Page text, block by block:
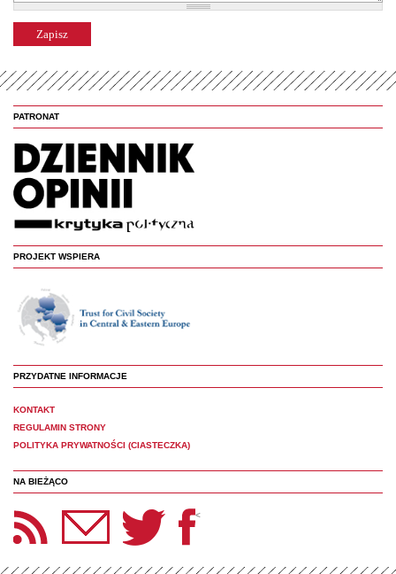
PATRONAT
PROJEKT WSPIERA
PRZYDATNE INFORMACJE
KONTAKT
REGULAMIN STRONY
POLITYKA PRYWATNOŚCI (CIASTECZKA)
NA BIEŻĄCO
Panoptyka Facebook <